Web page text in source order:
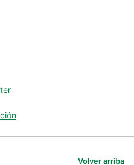
Volver arriba